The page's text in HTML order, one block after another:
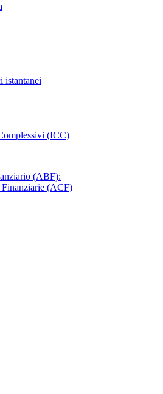
istantanei
(ICC)
(ABF):
(ACF)